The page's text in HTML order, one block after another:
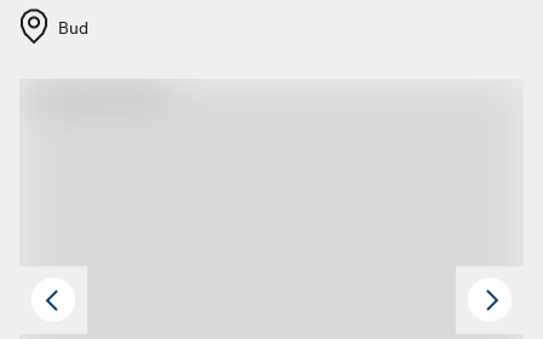
Bud